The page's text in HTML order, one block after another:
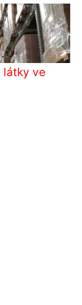
látky ve